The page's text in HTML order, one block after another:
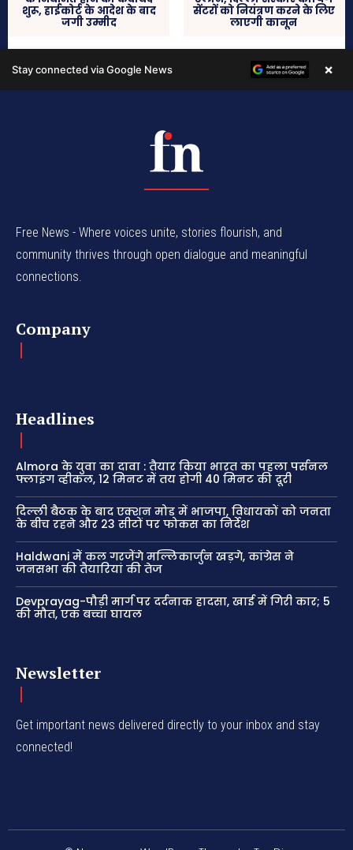
Free News - Where voices unite, stories flourish, and
community thrives through open dialogue and meaningful
connections.
Company
Headlines
Almora के युवा का दावा : तैयार किया भारत का पहला पर्सनल
फ्लाइंग व्हीकल, 12 मिनट में तय होगी 40 मिनट की दूरी
दिल्ली बैठक के बाद एक्शन मोड में भाजपा, विधायकों को जनता
के बीच रहने और 23 सीटों पर फोकस का निर्देश
Haldwani में कल गरजेंगे मल्लिकार्जुन खड़गे, कांग्रेस ने
जनसभा की तैयारियां की तेज
Devprayag-पौड़ी मार्ग पर दर्दनाक हादसा, खाई में गिरी कार; 5
की मौत, एक बच्चा घायल
Newsletter
Get important news delivered directly to your inbox and stay
connected!